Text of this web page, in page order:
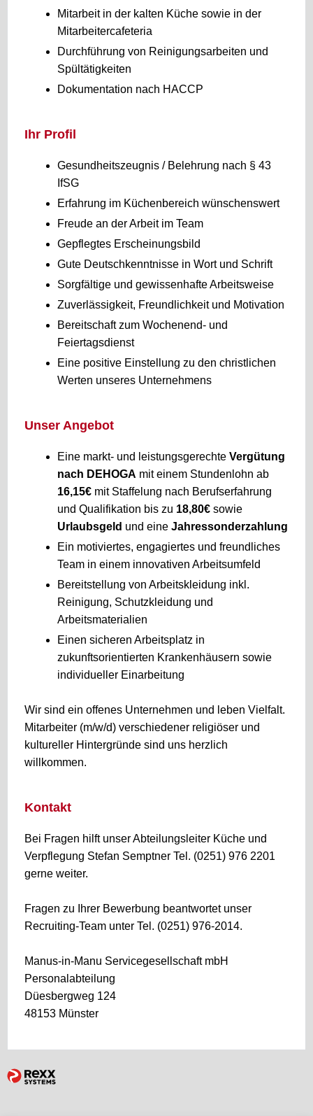
Mitarbeit in der kalten Küche sowie in der
Mitarbeitercafeteria
Durchführung von Reinigungsarbeiten und
Spültätigkeiten
Dokumentation nach HACCP
Ihr Profil
Gesundheitszeugnis / Belehrung nach § 43
IfSG
Erfahrung im Küchenbereich wünschenswert
Freude an der Arbeit im Team
Gepflegtes Erscheinungsbild
Gute Deutschkenntnisse in Wort und Schrift
Sorgfältige und gewissenhafte Arbeitsweise
Zuverlässigkeit, Freundlichkeit und Motivation
Bereitschaft zum Wochenend- und
Feiertagsdienst
Eine positive Einstellung zu den christlichen
Werten unseres Unternehmens
Unser Angebot
Eine markt- und leistungsgerechte Vergütung
nach DEHOGA mit einem Stundenlohn ab
16,15€ mit Staffelung nach Berufserfahrung
und Qualifikation bis zu 18,80€ sowie
Urlaubsgeld und eine Jahressonderzahlung
Ein motiviertes, engagiertes und freundliches
Team in einem innovativen Arbeitsumfeld
Bereitstellung von Arbeitskleidung inkl.
Reinigung, Schutzkleidung und
Arbeitsmaterialien
Einen sicheren Arbeitsplatz in
zukunftsorientierten Krankenhäusern sowie
individueller Einarbeitung
Wir sind ein offenes Unternehmen und leben Vielfalt.
Mitarbeiter (m/w/d) verschiedener religiöser und
kultureller Hintergründe sind uns herzlich
willkommen.
Kontakt
Bei Fragen hilft unser Abteilungsleiter Küche und
Verpflegung Stefan Semptner Tel. (0251) 976 2201
gerne weiter.
Fragen zu Ihrer Bewerbung beantwortet unser
Recruiting-Team unter Tel. (0251) 976-2014.
Manus-in-Manu Servicegesellschaft mbH
Personalabteilung
Düesbergweg 124
48153 Münster